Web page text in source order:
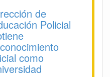
de
Policial
como